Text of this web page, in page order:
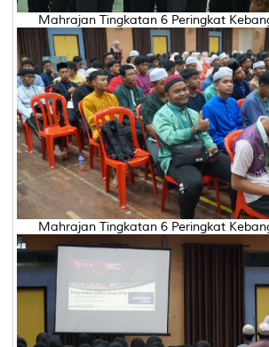
Mahrajan Tingkatan 6 Peringkat
Mahrajan Tingkatan 6 Peringkat